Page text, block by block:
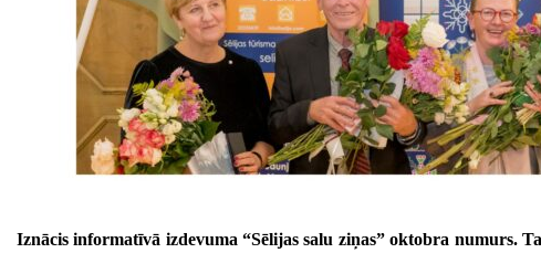
Iznācis informatīvā izdevuma “Sēlijas salu ziņas” oktobra numurs.